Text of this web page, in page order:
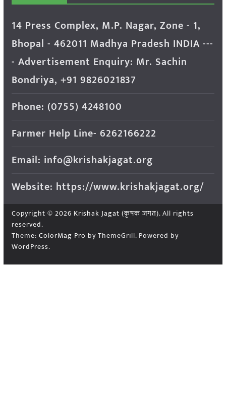
14 Press Complex, M.P. Nagar, Zone - 1,
Bhopal - 462011 Madhya Pradesh INDIA ---
- Advertisement Enquiry: Mr. Sachin
Bondriya, +91 9826021837
Phone: (0755) 4248100
Farmer Help Line- 6262166222
Email: info@krishakjagat.org
Website: https://www.krishakjagat.org/
Copyright © 2026 Krishak Jagat (कृषक जगत). All rights
reserved.
Theme: ColorMag Pro by ThemeGrill. Powered by
WordPress.